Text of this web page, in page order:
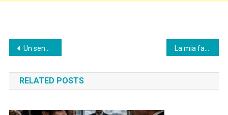
Post
navigation
Un senzatetto mi afferrò il braccio mentre io, un poliziotto, scendevo dalla mia auto. «Non parlare», sussurrò, indicando un vicolo buio. «Ti sta aspettando.» Tirai fuori la mia arma, ma lui mi fermò. «Non…»
RELATED POSTS